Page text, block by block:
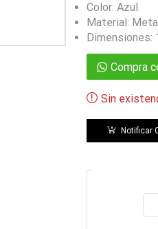
Color: Azul
Material: Metal
Dimensiones:
Compra
Sin
Notificar